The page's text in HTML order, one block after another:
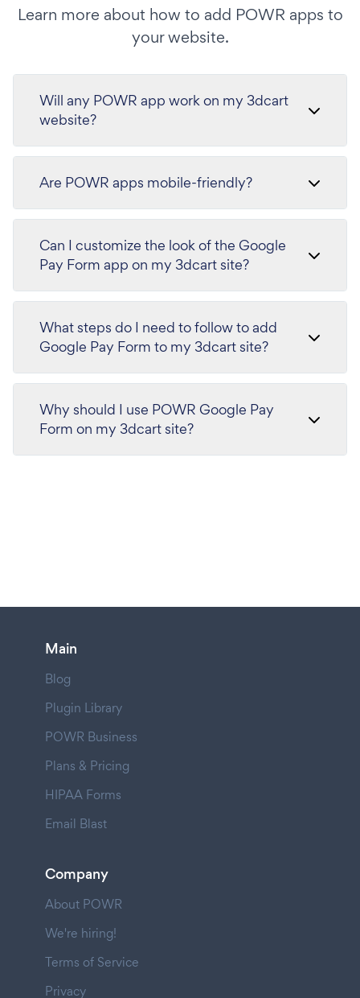
Learn more about how to add POWR apps to
your website.
Will any POWR app work on my 3dcart
website?
Are POWR apps mobile-friendly?
Can I customize the look of the Google
Pay Form app on my 3dcart site?
What steps do I need to follow to add
Google Pay Form to my 3dcart site?
Why should I use POWR Google Pay
Form on my 3dcart site?
Main
Blog
Plugin Library
POWR Business
Plans & Pricing
HIPAA Forms
Email Blast
Company
About POWR
We're hiring!
Terms of Service
Privacy